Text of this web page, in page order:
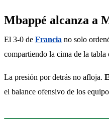
Mbappé alcanza a
El 3-0 de Francia no solo
compartiendo la cima de la tabla
La presión por detrás no afloja.
el balance ofensivo de los
Sigue leyendo